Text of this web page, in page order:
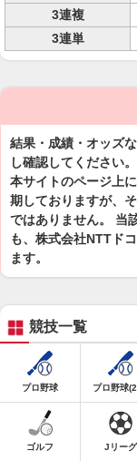
3連複
3連単
結果・成績・オッズ
し確認してください。
本サイトのページ上
期しておりますが、
ではありません。 当
も、株式会社NTTド
ます。
競技一覧
プロ野球 プロ野球
ゴルフ Jリーグ